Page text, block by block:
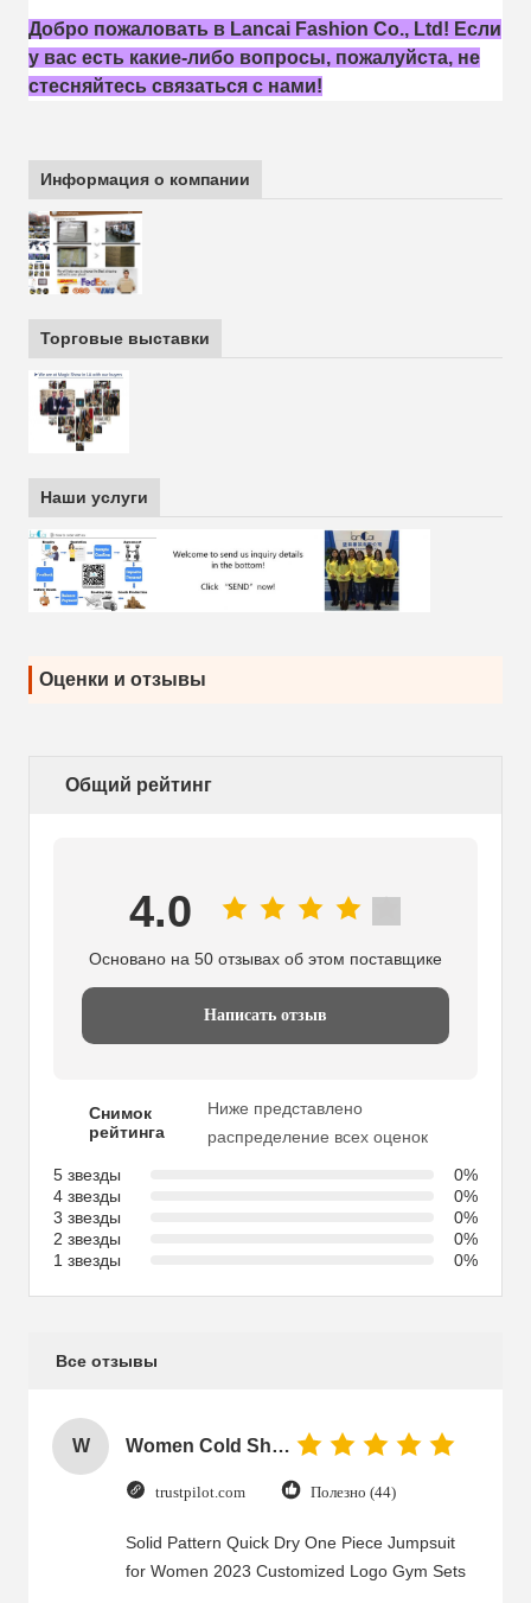
Добро пожаловать в Lancai Fashion Co., Ltd! Если
у вас есть какие-либо вопросы, пожалуйста, не
стесняйтесь связаться с нами!
Информация о компании
Торговые выставки
Наши услуги
Оценки и отзывы
Общий рейтинг
4.0
Основано на 50 отзывах об этом поставщике
Написать отзыв
Снимок
рейтинга
Ниже представлено
распределение всех оценок
5 звезды
0%
4 звезды
0%
3 звезды
0%
2 звезды
0%
1 звезды
0%
Все отзывы
W Women Cold Shoulder V Neck Rayon Blouse
trustpilot.com Полезно (44)
Solid Pattern Quick Dry One Piece Jumpsuit
for Women 2023 Customized Logo Gym Sets